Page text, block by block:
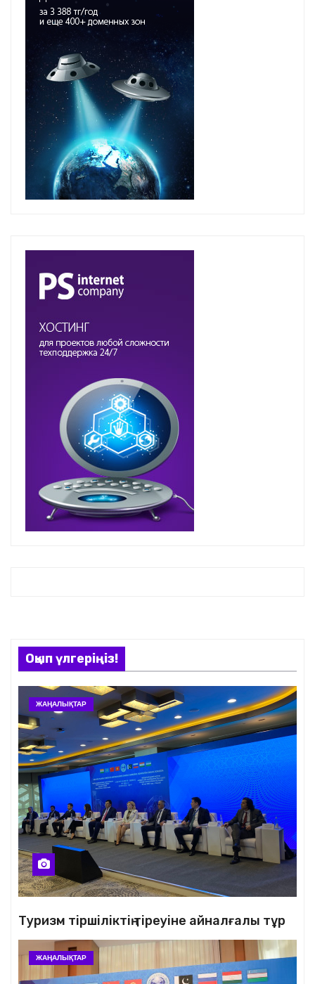
Оқып үлгеріңіз!
ЖАҢАЛЫҚТАР
Туризм тіршіліктің тіреуіне айналғалы тұр
ЖАҢАЛЫҚТАР